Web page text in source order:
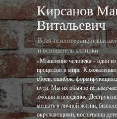
Кирсанов
Витальевич
Врач-психотерапевт
и основатель клиники
«Мышление человека – один
процессов в мире. К
сбоев, ошибок,
пути. Мы их обычно не
эмоции и поведение.
мешать в личной жизни,
окружающими, воспитании